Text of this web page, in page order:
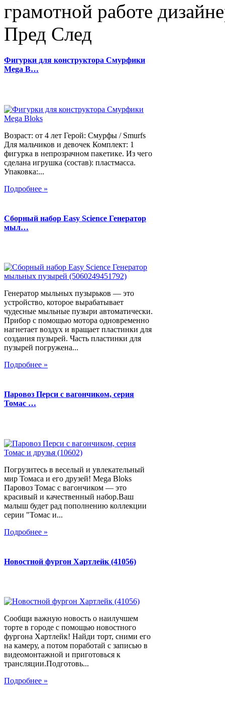
грамотной работе
Пред След
Фигурки для конструктора Смурфики
Mega B…
Возраст: от 4 лет Герой: Смурфы / Smurfs
Для мальчиков и девочек Комплект: 1
фигурка в непрозрачном пакетике. Из чего
сделана игрушка (состав): пластмасса.
Упаковка:...
Подробнее »
Сборный набор Easy Science Генератор
мыл…
Генератор мыльных пузырьков — это
устройство, которое вырабатывает
чудесные мыльные пузыри автоматически.
Прибор с помощью мотора одновременно
нагнетает воздух и вращает пластинки для
создания пузырей. Часть пластинки для
пузырей погружена...
Подробнее »
Паровоз Перси с вагончиком, серия
Томас …
Погрузитесь в веселый и увлекательный
мир Томаса и его друзей! Mega Bloks
Паровоз Томас с вагончиком — это
красивый и качественный набор.Ваш
малыш будет рад пополнению коллекции
серии "Томас и...
Подробнее »
Новостной фургон Хартлейк (41056)
Сообщи важную новость о наилучшем
торте в городе с помощью новостного
фургона Хартлейк! Найди торт, сними его
на камеру, а потом поработай с записью в
видеомонтажной и приготовься к
трансляции.Подготовь...
Подробнее »